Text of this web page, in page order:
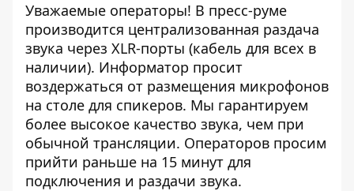
Уважаемые операторы! В пресс-руме
производится централизованная раздача
звука через XLR-порты (кабель для всех в
наличии). Информатор просит
воздержаться от размещения микрофонов
на столе для спикеров. Мы гарантируем
более высокое качество звука, чем при
обычной трансляции. Операторов просим
прийти раньше на 15 минут для
подключения и раздачи звука.